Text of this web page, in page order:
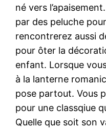
né vers
par des peluche
rencontrerez aussi
pour ôter la
enfant. Lorsque
à la lanterne
pose partout. Vous
pour une classqiue
Quelle que soit son